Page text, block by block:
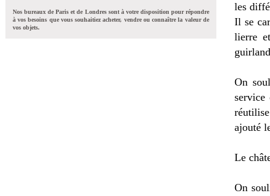
Nos bureaux de Paris et de Londres sont à votre disposition pour répondre
à vos besoins que vous souhaitiez acheter, vendre ou connaître la valeur de
vos objets.
les
Il se
lierre
On
service
ajouté
Le
On